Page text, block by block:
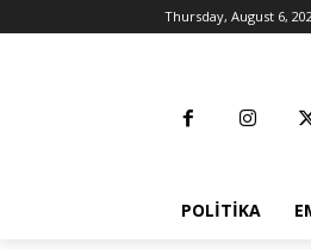
Thursday, August 6,
POLITIKA